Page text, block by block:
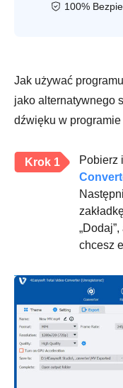
100%
Jak używać
jako alternatywnego
dźwięku w
Krok 1 Pobierz
chcesz